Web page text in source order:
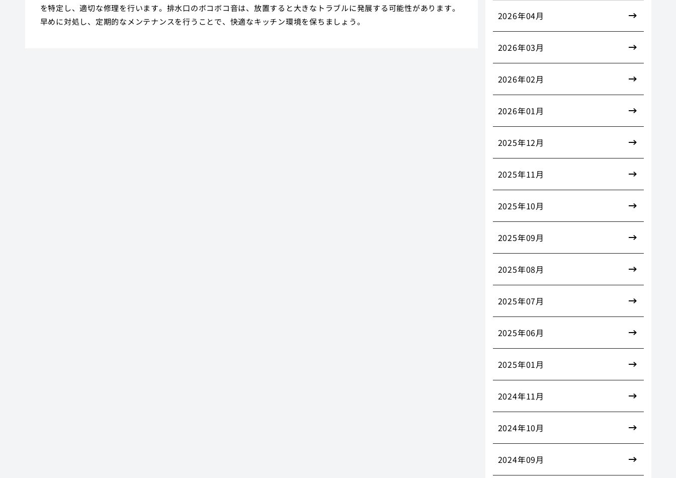
を特定し、適切な修理を行います。排水口のボコボコ音は、放置すると大きなトラブルに発展する可能性があります。
早めに対処し、定期的なメンテナンスを行うことで、快適なキッチン環境を保ちましょう。
2026年04月
2026年03月
2026年02月
2026年01月
2025年12月
2025年11月
2025年10月
2025年09月
2025年08月
2025年07月
2025年06月
2025年01月
2024年11月
2024年10月
2024年09月